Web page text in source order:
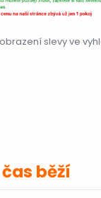
slevy ve
čas běží